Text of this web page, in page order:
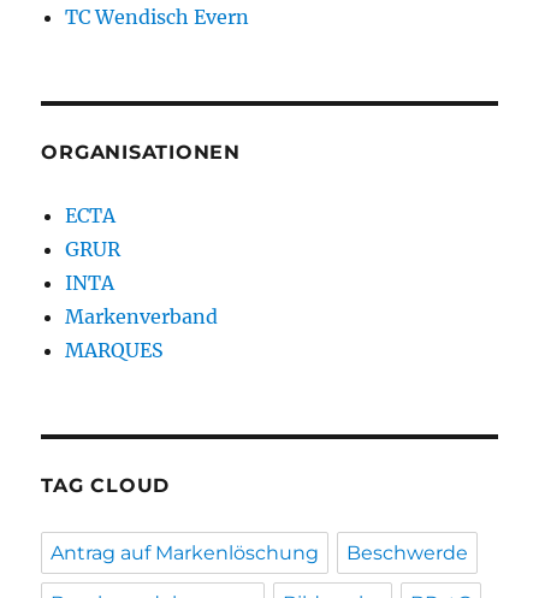
TC Wendisch Evern
ORGANISATIONEN
ECTA
GRUR
INTA
Markenverband
MARQUES
TAG CLOUD
Antrag auf Markenlöschung Beschwerde